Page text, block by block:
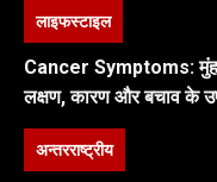
लाइफस्टाइल
Cancer Symptoms:
लक्षण, कारण और बचाव के
अन्तरराष्ट्रीय